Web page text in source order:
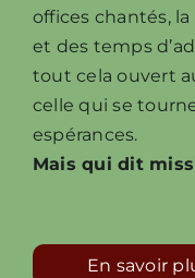
offices chantés,
et des temps
tout cela ouvert
celle qui se
espérances.
Mais qui dit
En savoir